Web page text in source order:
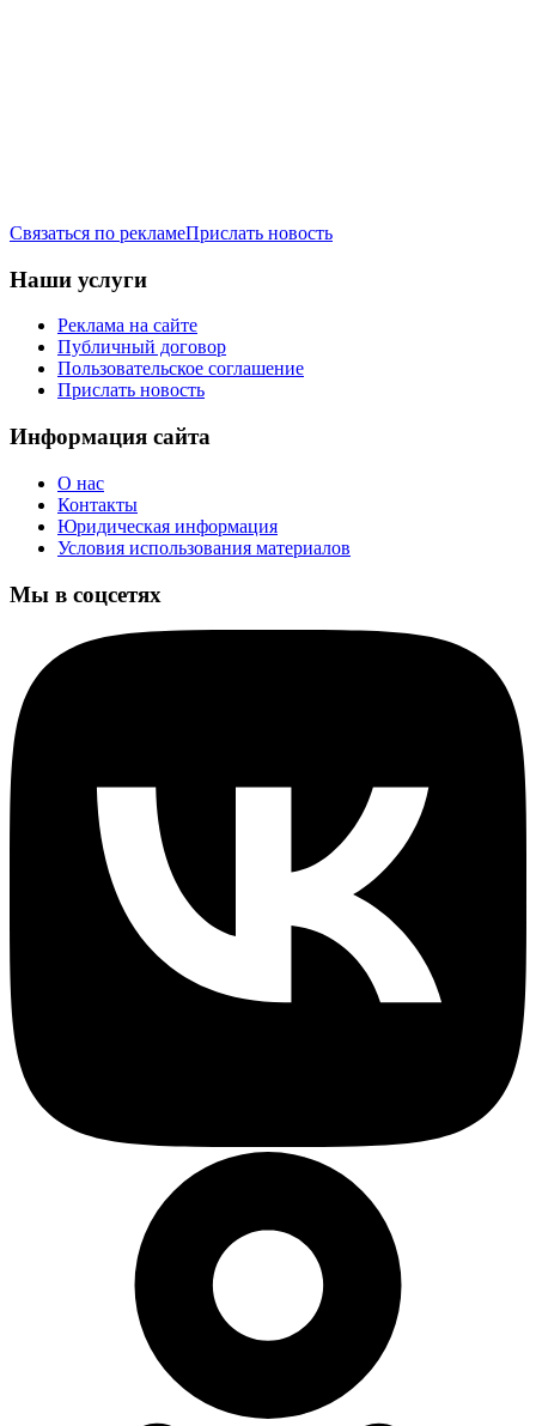
Связаться по рекламеПрислать новость
Наши услуги
Реклама на сайте
Публичный договор
Пользовательское соглашение
Прислать новость
Информация сайта
О нас
Контакты
Юридическая информация
Условия использования материалов
Мы в соцсетях